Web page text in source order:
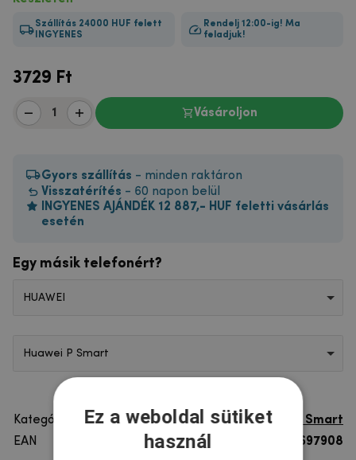
Szállítás 24000 HUF felett
INGYENES
Rendelj 12:00-ig! Ma
feladjuk!
3729 Ft
Vásároljon
Gyors szállítás - minden raktáron
Visszatérítés - 60 napon belül
INGYENES AJÁNDÉK 12 887,- HUF feletti vásárlás
esetén
Egy másik telefonért?
HUAWEI
Huawei P Smart
Kategória
Huawei P Smart
EAN
8596579697908
Ez a weboldal sütiket
használ